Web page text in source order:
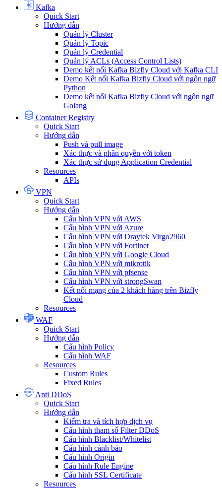
Kafka
Quick Start
Hướng dẫn
Quản lý Cluster
Quản lý Topic
Quản lý Credential
Quản lý ACLs (Access Control Lists)
Demo kết nối Kafka Bizfly Cloud với Kafka CLI
Demo Kết nối Kafka Bizfly Cloud với ngôn ngữ
Python
Demo kết nối Kafka Bizfly Cloud với ngôn ngữ
Golang
Container Registry
Quick Start
Hướng dẫn
Push và pull image
Xác thực và phân quyền với token
Xác thực sử dụng Application Credential
Resources
APIs
VPN
Quick Start
Hướng dẫn
Cấu hình VPN với AWS
Cấu hình VPN với Azure
Cấu hình VPN với Draytek Virgo2960
Cấu hình VPN với Fortinet
Cấu hình VPN với Google Cloud
Cấu hình VPN với mikrotik
Cấu hình VPN với pfsense
Cấu hình VPN với strongSwan
Kết nối mạng của 2 khách hàng trên Bizfly
Cloud
Resources
WAF
Quick Start
Hướng dẫn
Cấu hình Policy
Cấu hình WAF
Resources
Custom Rules
Fixed Rules
Anti DDoS
Quick Start
Hướng dẫn
Kiểm tra và tích hợp dịch vụ
Cấu hình tham số Filter DDoS
Cấu hình Blacklist/Whitelist
Cấu hình cảnh báo
Cấu hình Origin
Cấu hình Rule Engine
Cấu hình SSL Certificate
Resources